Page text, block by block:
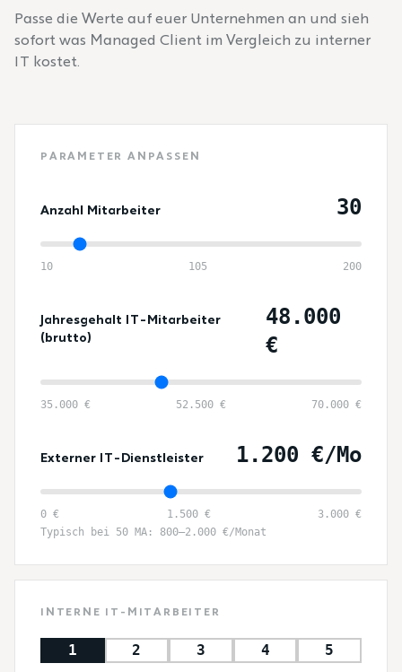
Passe die Werte auf euer Unternehmen an und sieh
sofort was Managed Client im Vergleich zu interner
IT kostet.
PARAMETER ANPASSEN
Anzahl Mitarbeiter 30
10 105 200
Jahresgehalt IT-Mitarbeiter
(brutto)
48.000
€
35.000 € 52.500 € 70.000 €
Externer IT-Dienstleister 1.200 €/Mo
0 € 1.500 €
3.000 €
Typisch bei 50 MA: 800–2.000 €/Monat
INTERNE IT-MITARBEITER
1 2 3 4 5